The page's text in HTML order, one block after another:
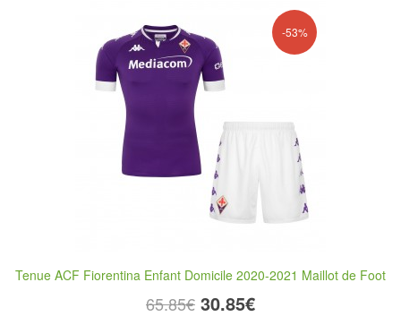
-53%
Tenue ACF Fiorentina Enfant Domicile 2020-2021 Maillot de Foot
65.85€ 30.85€